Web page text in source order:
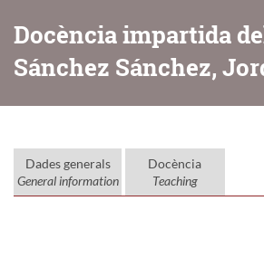
Docència impartida
Sánchez Sánchez,
Dades generals
General information
Docència
Teaching